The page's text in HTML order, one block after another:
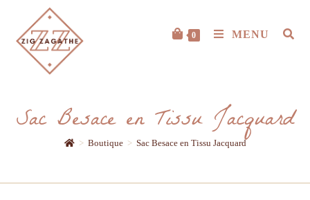
0 MENU
Sac Besace en Tissu Jacquard
> Boutique > Sac Besace en Tissu Jacquard